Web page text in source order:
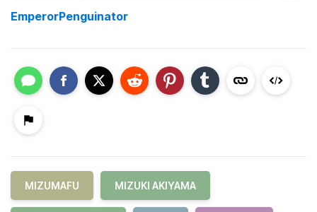
EmperorPenguinator
MIZUMAFU MIZUKI AKIYAMA